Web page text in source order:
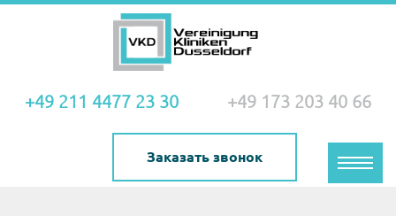
+49 211 4477 23 30 +49 173 203 40 66
Заказать звонок
Toggle